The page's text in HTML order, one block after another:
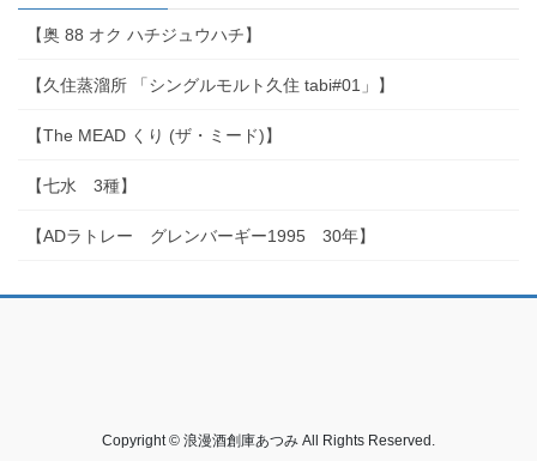
【奥 88 オク ハチジュウハチ】
【久住蒸溜所 「シングルモルト久住 tabi#01」】
【The MEAD くり (ザ・ミード)】
【七水 3種】
【ADラトレー グレンバーギー1995 30年】
Copyright © 浪漫酒創庫あつみ All Rights Reserved.